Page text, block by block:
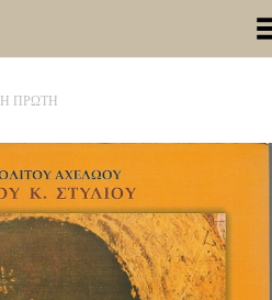
Toggle
Η ΠΡΩΤΗ